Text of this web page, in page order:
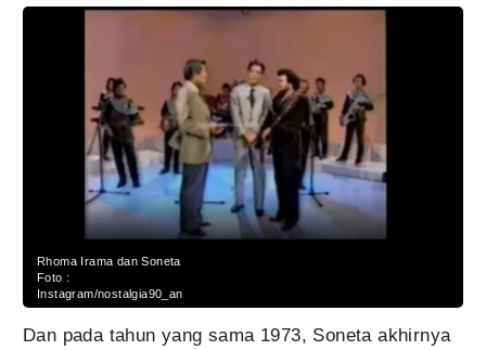
Rhoma Irama dan Soneta
Foto :
Instagram/nostalgia90_an
Dan pada tahun yang sama 1973, Soneta akhirnya